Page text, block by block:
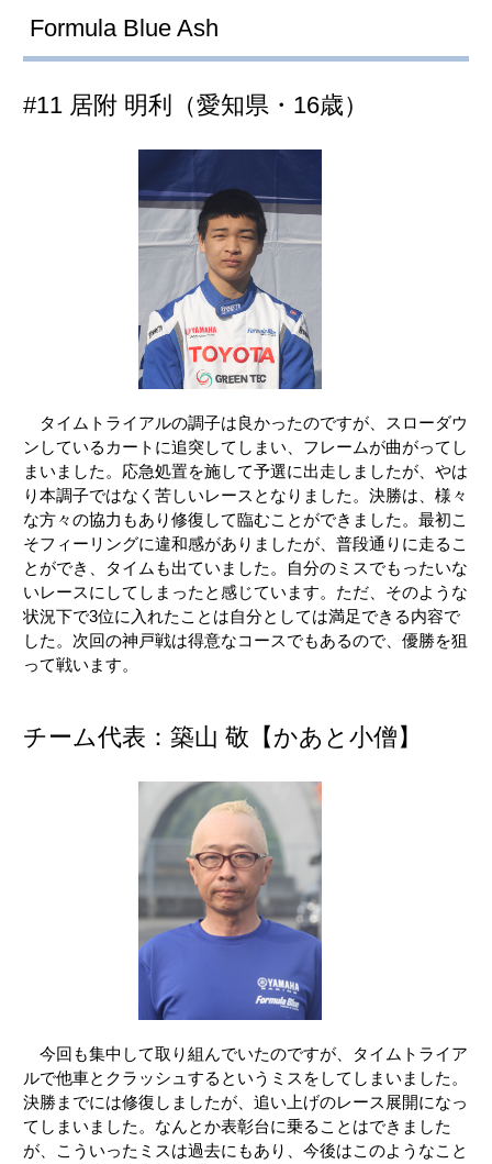
Formula Blue Ash
#11 居附 明利（愛知県・16歳）
タイムトライアルの調子は良かったのですが、スローダウ
ンしているカートに追突してしまい、フレームが曲がってし
まいました。応急処置を施して予選に出走しましたが、やは
り本調子ではなく苦しいレースとなりました。決勝は、様々
な方々の協力もあり修復して臨むことができました。最初こ
そフィーリングに違和感がありましたが、普段通りに走るこ
とができ、タイムも出ていました。自分のミスでもったいな
いレースにしてしまったと感じています。ただ、そのような
状況下で3位に入れたことは自分としては満足できる内容で
した。次回の神戸戦は得意なコースでもあるので、優勝を狙
って戦います。
チーム代表：築山 敬【かあと小僧】
今回も集中して取り組んでいたのですが、タイムトライア
ルで他車とクラッシュするというミスをしてしまいました。
決勝までには修復しましたが、追い上げのレース展開になっ
てしまいました。なんとか表彰台に乗ることはできました
が、こういったミスは過去にもあり、今後はこのようなこと